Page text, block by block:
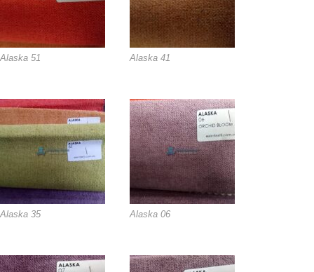
Alaska 51 Alaska 41
Alaska 35 Alaska 06